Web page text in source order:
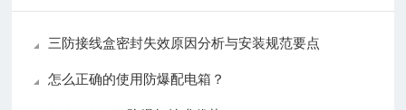
三防接线盒密封失效原因分析与安装规范要点
怎么正确的使用防爆配电箱？